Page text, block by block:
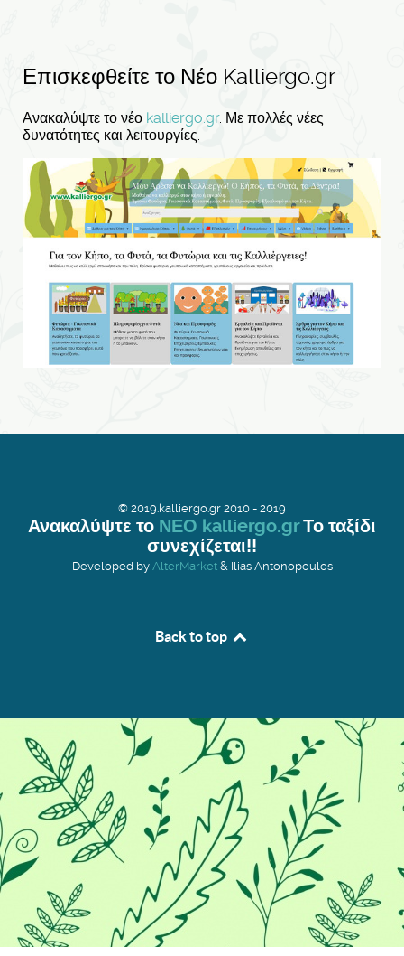
Επισκεφθείτε το Νέο Kalliergo.gr
Ανακαλύψτε το νέο kalliergo.gr. Με πολλές νέες
δυνατότητες και λειτουργίες.
© 2019.kalliergo.gr 2010 - 2019
Ανακαλύψτε το ΝΕΟ kalliergo.grΤο ταξίδι
συνεχίζεται!!
Developed by AlterMarket& Ilias Antonopoulos
Back to top